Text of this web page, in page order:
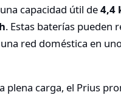
capacidad útil de4,4
. Estas baterías pueden
red doméstica en
plena carga, el Prius